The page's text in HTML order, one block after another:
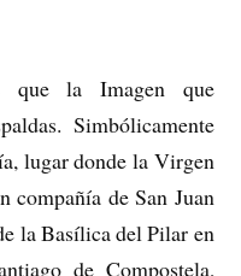
que la Imagen que
Simbólicamente
lugar donde la Virgen
compañía de San Juan
la Basílica del Pilar en
de Compostela,